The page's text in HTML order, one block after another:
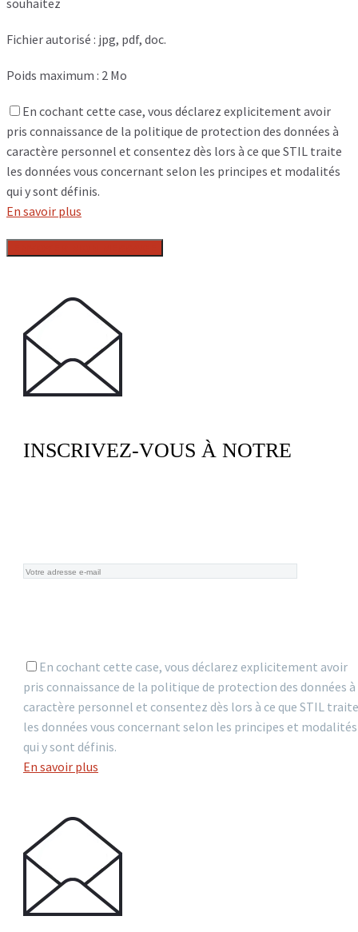
souhaitez
Fichier autorisé : jpg, pdf, doc.
Poids maximum : 2 Mo
En cochant cette case, vous déclarez explicitement avoir
pris connaissance de la politique de protection des données à
caractère personnel et consentez dès lors à ce que STIL traite
les données vous concernant selon les principes et modalités
qui y sont définis.
En savoir plus
INSCRIVEZ-VOUS À NOTRE
En cochant cette case, vous déclarez explicitement avoir
pris connaissance de la politique de protection des données à
caractère personnel et consentez dès lors à ce que STIL traite
les données vous concernant selon les principes et modalités
qui y sont définis.
En savoir plus